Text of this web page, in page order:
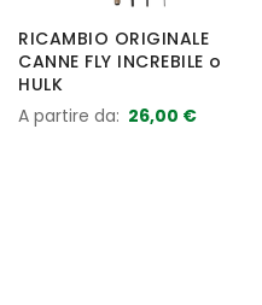
RICAMBIO ORIGINALE
CANNE FLY INCREBILE o
HULK
A partire da 26,00 €